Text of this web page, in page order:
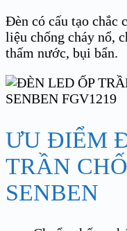
Đèn có cấu tạo chắc
liệu chống cháy nổ,
thấm nước, bụi bẩn.
ƯU ĐIỂM
TRẦN
SENBEN